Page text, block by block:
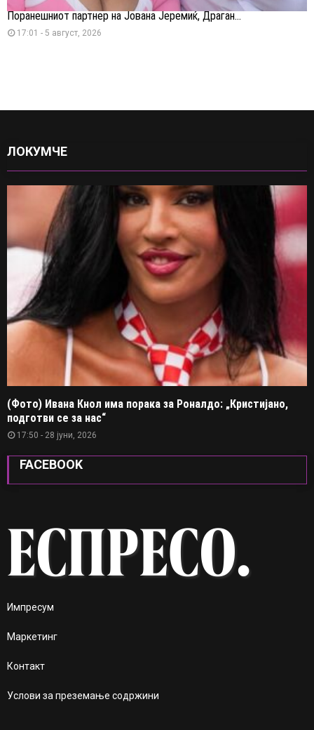
Поранешниот партнер на Јована Јеремиќ, Драган...
17:01 - 5 август, 2026
ЛОКУМЧЕ
(Фото) Ивана Кнол има порака за Роналдо: „Кристијано,
подготви се за нас“
17:50 - 28 јуни, 2026
FACEBOOK
Импресум
Маркетинг
Контакт
Услови за преземање содржини